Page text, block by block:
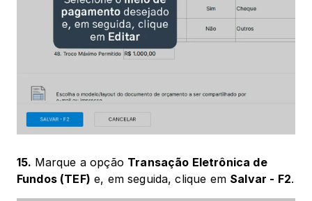
15. Marque a opção Transação Eletrônica de
Fundos (TEF) e, em seguida, clique em Salvar - F2